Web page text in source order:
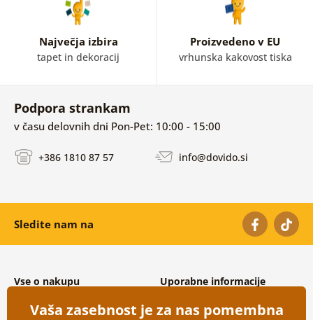
Največja izbira
tapet in dekoracij
Proizvedeno v EU
vrhunska kakovost tiska
Podpora strankam
v času delovnih dni Pon-Pet: 10:00 - 15:00
+386 1810 87 57 info@dovido.si
Sledite nam na
Vse o nakupu
Splošni in reklamacijski pogoji
Varovanje osebnih podatkov
Uporabne informacije
Pogosto zastavljena vprašanja
Vaša zasebnost je za nas pomembna